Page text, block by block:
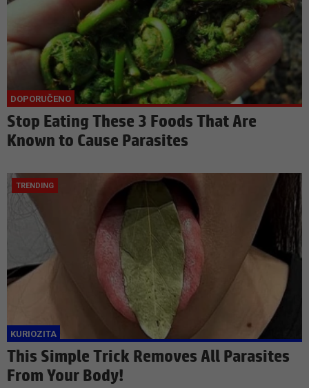
Stop Eating These 3 Foods That Are
Known to Cause Parasites
This Simple Trick Removes All Parasites
From Your Body!